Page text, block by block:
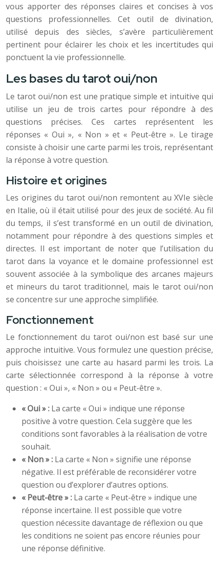
vous apporter des réponses claires et concises à vos
questions professionnelles. Cet outil de divination,
utilisé depuis des siècles, s’avère particulièrement
pertinent pour éclairer les choix et les incertitudes qui
ponctuent la vie professionnelle.
Les bases du tarot oui/non
Le tarot oui/non est une pratique simple et intuitive qui
utilise un jeu de trois cartes pour répondre à des
questions précises. Ces cartes représentent les
réponses « Oui », « Non » et « Peut-être ». Le tirage
consiste à choisir une carte parmi les trois, représentant
la réponse à votre question.
Histoire et origines
Les origines du tarot oui/non remontent au XVIe siècle
en Italie, où il était utilisé pour des jeux de société. Au fil
du temps, il s’est transformé en un outil de divination,
notamment pour répondre à des questions simples et
directes. Il est important de noter que l’utilisation du
tarot dans la voyance et le domaine professionnel est
souvent associée à la symbolique des arcanes majeurs
et mineurs du tarot traditionnel, mais le tarot oui/non
se concentre sur une approche simplifiée.
Fonctionnement
Le fonctionnement du tarot oui/non est basé sur une
approche intuitive. Vous formulez une question précise,
puis choisissez une carte au hasard parmi les trois. La
carte sélectionnée correspond à la réponse à votre
question : « Oui », « Non » ou « Peut-être ».
« Oui » : La carte « Oui » indique une réponse
positive à votre question. Cela suggère que les
conditions sont favorables à la réalisation de votre
souhait.
« Non » : La carte « Non » signifie une réponse
négative. Il est préférable de reconsidérer votre
question ou d’explorer d’autres options.
« Peut-être » : La carte « Peut-être » indique une
réponse incertaine. Il est possible que votre
question nécessite davantage de réflexion ou que
les conditions ne soient pas encore réunies pour
une réponse définitive.